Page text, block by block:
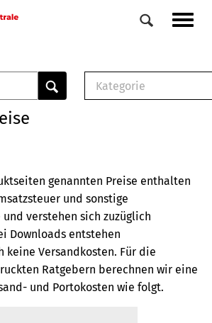
Veranstaltungen
0
Elemente
Kategorie
Broschüre
Buch
genannten Preise enthalten
und sonstige
verstehen sich zuzüglich
Downloads entstehen
Versandkosten. Für die
Ratgebern berechnen wir eine
und Portokosten wie folgt.